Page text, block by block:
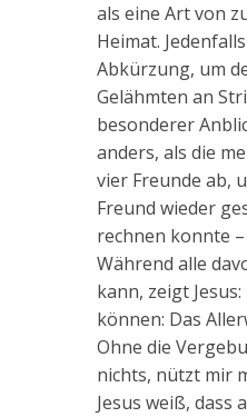
als eine Art von
Heimat.
Abkürzung, um
Gelähmten an
besonderer
anders, als die
vier Freunde ab,
Freund wieder
rechnen konnte
Während alle
kann, zeigt
können: Das
Ohne die
nichts, nützt mir
Jesus weiß, dass